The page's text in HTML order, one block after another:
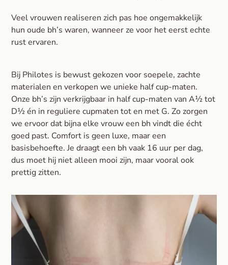
Veel vrouwen realiseren zich pas hoe ongemakkelijk
hun oude bh’s waren, wanneer ze voor het eerst echte
rust ervaren.
Bij Philotes is bewust gekozen voor soepele, zachte
materialen en verkopen we unieke half cup-maten.
Onze bh’s zijn verkrijgbaar in half cup-maten van A½ tot
D½ én in reguliere cupmaten tot en met G. Zo zorgen
we ervoor dat bijna elke vrouw een bh vindt die écht
goed past. Comfort is geen luxe, maar een
basisbehoefte. Je draagt een bh vaak 16 uur per dag,
dus moet hij niet alleen mooi zijn, maar vooral ook
prettig zitten.